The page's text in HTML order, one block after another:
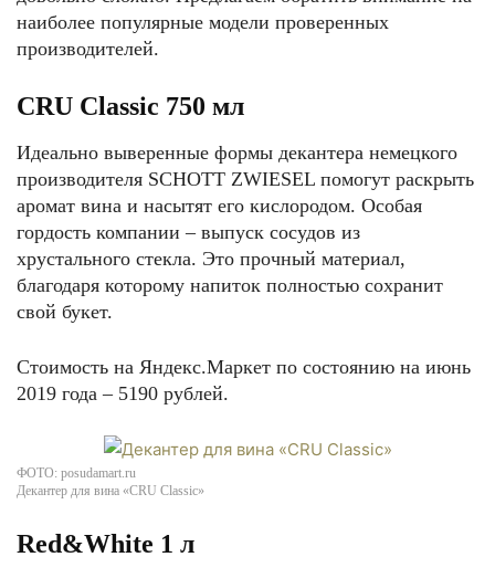
наиболее популярные модели проверенных
производителей.
CRU Classic 750 мл
Идеально выверенные формы декантера немецкого
производителя SCHOTT ZWIESEL помогут раскрыть
аромат вина и насытят его кислородом. Особая
гордость компании – выпуск сосудов из
хрустального стекла. Это прочный материал,
благодаря которому напиток полностью сохранит
свой букет.
Стоимость на Яндекс.Маркет по состоянию на июнь
2019 года – 5190 рублей.
ФОТО: posudamart.ru
Декантер для вина «CRU Classic»
Red&White 1 л